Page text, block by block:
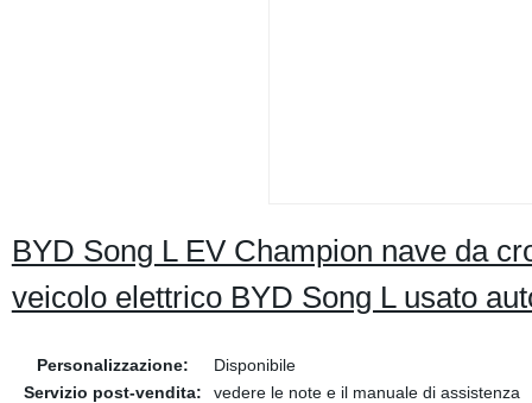
BYD Song L EV Champion nave da
veicolo elettrico BYD Song L usato
Personalizzazione:
Disponibile
Servizio post-vendita:
vedere le note e il manuale di assistenza